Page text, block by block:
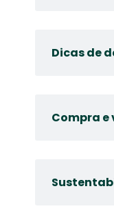
Dicas de
Compra e